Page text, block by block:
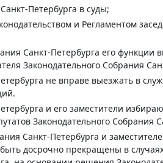
Петербурга в суды;
и Регламентом
Санкт-Петербурга его функции
Законодательного Собрания
не вправе выезжать в
и его заместители
Законодательного Собрания
Санкт-Петербурга и
досрочно прекращены в